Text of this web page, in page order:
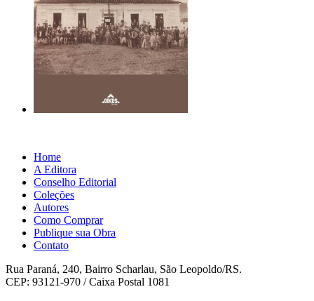
Home
A Editora
Conselho Editorial
Coleções
Autores
Como Comprar
Publique sua Obra
Contato
Rua Paraná, 240, Bairro Scharlau, São Leopoldo/RS.
CEP: 93121-970 / Caixa Postal 1081